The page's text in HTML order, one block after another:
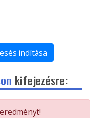
indítása
kifejezésre: